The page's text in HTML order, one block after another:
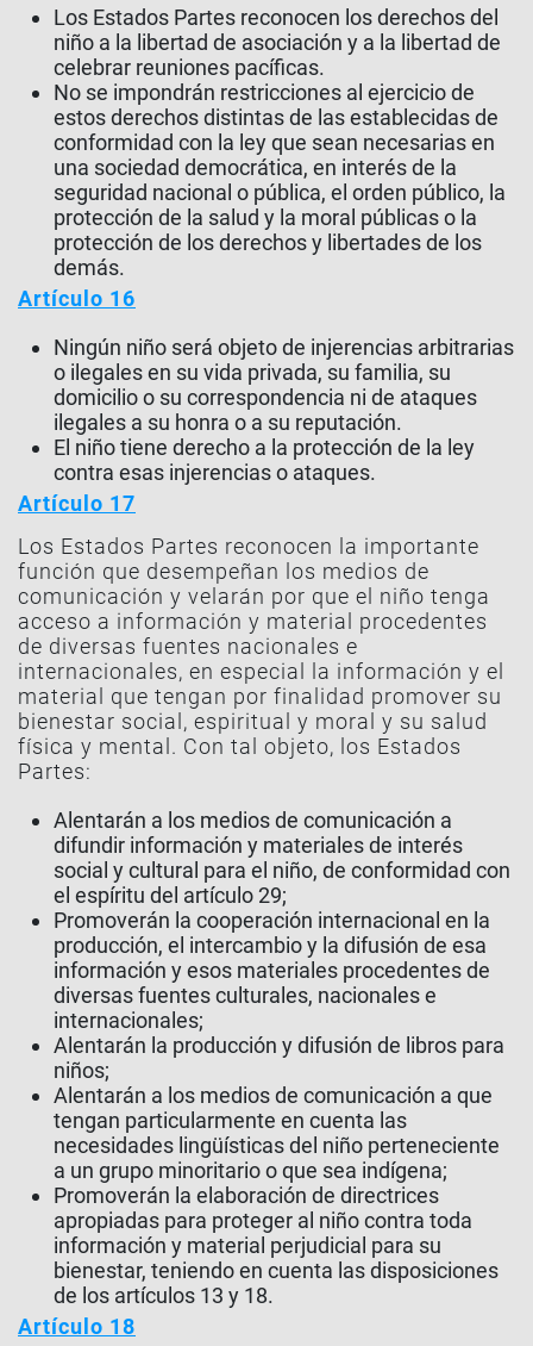
Los Estados Partes reconocen los derechos del
niño a la libertad de asociación y a la libertad de
celebrar reuniones pacíficas.
No se impondrán restricciones al ejercicio de
estos derechos distintas de las establecidas de
conformidad con la ley que sean necesarias en
una sociedad democrática, en interés de la
seguridad nacional o pública, el orden público, la
protección de la salud y la moral públicas o la
protección de los derechos y libertades de los
demás.
Artículo 16
Ningún niño será objeto de injerencias arbitrarias
o ilegales en su vida privada, su familia, su
domicilio o su correspondencia ni de ataques
ilegales a su honra o a su reputación.
El niño tiene derecho a la protección de la ley
contra esas injerencias o ataques.
Artículo 17
Los Estados Partes reconocen la importante
función que desempeñan los medios de
comunicación y velarán por que el niño tenga
acceso a información y material procedentes
de diversas fuentes nacionales e
internacionales, en especial la información y el
material que tengan por finalidad promover su
bienestar social, espiritual y moral y su salud
física y mental. Con tal objeto, los Estados
Partes:
Alentarán a los medios de comunicación a
difundir información y materiales de interés
social y cultural para el niño, de conformidad con
el espíritu del artículo 29;
Promoverán la cooperación internacional en la
producción, el intercambio y la difusión de esa
información y esos materiales procedentes de
diversas fuentes culturales, nacionales e
internacionales;
Alentarán la producción y difusión de libros para
niños;
Alentarán a los medios de comunicación a que
tengan particularmente en cuenta las
necesidades lingüísticas del niño perteneciente
a un grupo minoritario o que sea indígena;
Promoverán la elaboración de directrices
apropiadas para proteger al niño contra toda
información y material perjudicial para su
bienestar, teniendo en cuenta las disposiciones
de los artículos 13 y 18.
Artículo 18